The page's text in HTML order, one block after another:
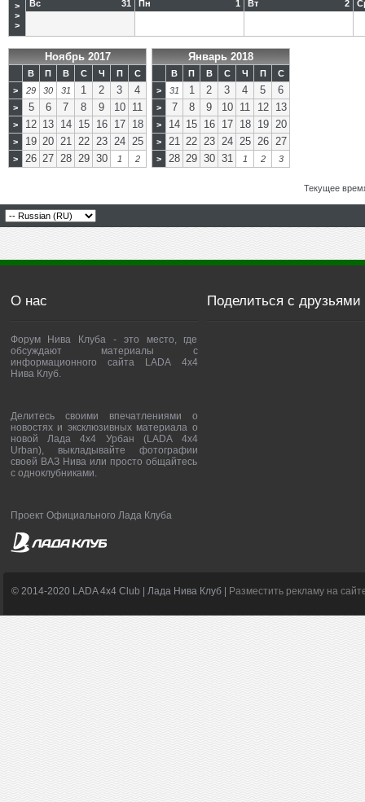
>
>
>
31
Вс 1
Пн 2
Вт
Ноябрь 2017
В П В С Ч П
С
>
29 30 31 1 2 3 4
> 5 6 7 8 9 10 11
> 12 13 14 15 16 17 18
> 19 20 21 22 23 24 25
> 26 27 28 29 30 1 2
Январь 2018
В П В С Ч П
С
>
31 1 2 3 4 5 6
> 7 8 9 10 11 12 13
> 14 15 16 17 18 19 20
> 21 22 23 24 25 26 27
> 28 29 30 31 1 2 3
Текущее
О нас
Форум Нива Клуба - это место, где
обсуждают материалы с
информационного сайта LADA 4x4
Нива Клуб.
Делитесь своими впечатлениями о
новостях и эксклюзивных материала о
новой Лада 4х4 Урбан (LADA 4x4
Urban), выкладывайте фотографии
своей ВАЗ Нива или просто общайтесь
с одноклубниками.
Проект Официального Лада Клуба
Поделиться с друзьями
© 2014-2020 LADA 4x4 Club | Лада Нива Клуб | Разместить рекламу на